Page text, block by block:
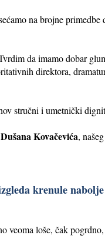
na brojne
da imamo dobar
direktora,
stručni i umetnički
Dušana Kovačevića,
krenule nabolje
veoma loše, čak